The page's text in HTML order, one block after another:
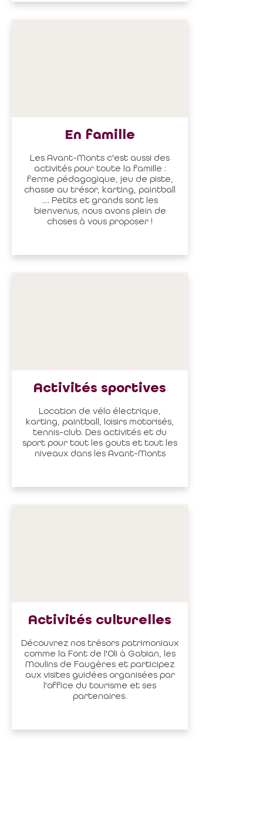
En famille
Les Avant-Monts c'est aussi des
activités pour toute la famille :
ferme pédagogique, jeu de piste,
chasse au trésor, karting, paintball
.... Petits et grands sont les
bienvenus, nous avons plein de
choses à vous proposer !
Activités sportives
Location de vélo électrique,
karting, paintball, loisirs motorisés,
tennis-club. Des activités et du
sport pour tout les gouts et tout les
niveaux dans les Avant-Monts
Activités culturelles
Découvrez nos trésors patrimoniaux
comme la Font de l'Oli à Gabian, les
Moulins de Faugères et participez
aux visites guidées organisées par
l'office du tourisme et ses
partenaires.